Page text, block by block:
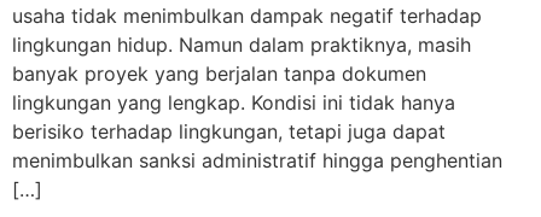
usaha tidak menimbulkan dampak negatif terhadap
lingkungan hidup. Namun dalam praktiknya, masih
banyak proyek yang berjalan tanpa dokumen
lingkungan yang lengkap. Kondisi ini tidak hanya
berisiko terhadap lingkungan, tetapi juga dapat
menimbulkan sanksi administratif hingga penghentian
[…]